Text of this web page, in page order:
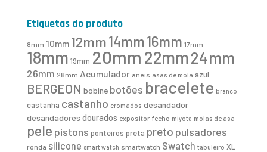
Etiquetas do produto
8mm 10mm 12mm14mm16mm 17mm
18mm 19mm 20mm 22mm24mm
26mm 28mm Acumulador anéis asas de mola azul
BERGEON bobine botões bracelete branco
castanha castanho cromados desandador
desandadores dourados expositor fecho miyota molas de asa
pele pistons ponteiros preta preto pulsadores
ronda silicone smart watch smartwatch Swatch tabuleiro XL